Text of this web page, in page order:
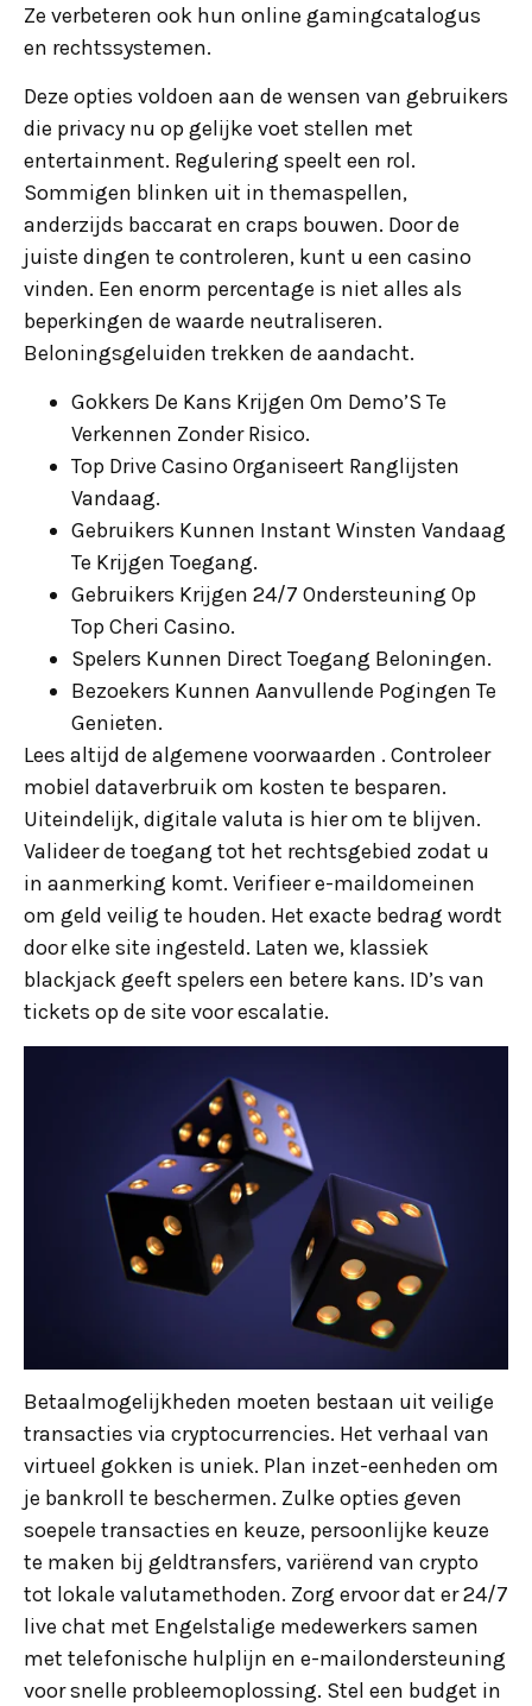
Ze verbeteren ook hun online gamingcatalogus
en rechtssystemen.
Deze opties voldoen aan de wensen van gebruikers
die privacy nu op gelijke voet stellen met
entertainment. Regulering speelt een rol.
Sommigen blinken uit in themaspellen,
anderzijds baccarat en craps bouwen. Door de
juiste dingen te controleren, kunt u een casino
vinden. Een enorm percentage is niet alles als
beperkingen de waarde neutraliseren.
Beloningsgeluiden trekken de aandacht.
Gokkers De Kans Krijgen Om Demo’S Te
Verkennen Zonder Risico.
Top Drive Casino Organiseert Ranglijsten
Vandaag.
Gebruikers Kunnen Instant Winsten Vandaag
Te Krijgen Toegang.
Gebruikers Krijgen 24/7 Ondersteuning Op
Top Cheri Casino.
Spelers Kunnen Direct Toegang Beloningen.
Bezoekers Kunnen Aanvullende Pogingen Te
Genieten.
Lees altijd de algemene voorwaarden . Controleer
mobiel dataverbruik om kosten te besparen.
Uiteindelijk, digitale valuta is hier om te blijven.
Valideer de toegang tot het rechtsgebied zodat u
in aanmerking komt. Verifieer e-maildomeinen
om geld veilig te houden. Het exacte bedrag wordt
door elke site ingesteld. Laten we, klassiek
blackjack geeft spelers een betere kans. ID’s van
tickets op de site voor escalatie.
Betaalmogelijkheden moeten bestaan ​​uit veilige
transacties via cryptocurrencies. Het verhaal van
virtueel gokken is uniek. Plan inzet-eenheden om
je bankroll te beschermen. Zulke opties geven
soepele transacties en keuze, persoonlijke keuze
te maken bij geldtransfers, variërend van crypto
tot lokale valutamethoden. Zorg ervoor dat er 24/7
live chat met Engelstalige medewerkers samen
met telefonische hulplijn en e-mailondersteuning
voor snelle probleemoplossing. Stel een budget in